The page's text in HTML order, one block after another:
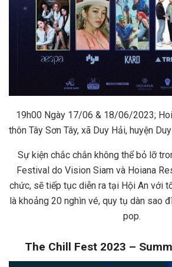
19h00 Ngày 17/06 & 18/06/2023;
thôn Tây Sơn Tây, xã Duy Hải, huyện
Sự kiện chắc chắn không thể bỏ lỡ
Festival do Vision Siam và Hoiana
chức, sẽ tiếp tục diễn ra tại Hội An với
là khoảng 20 nghìn vé, quy tụ dàn sao
pop.
The Chill Fest 2023 –